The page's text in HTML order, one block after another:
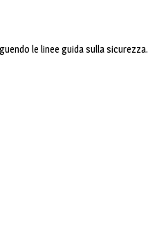
le linee guida sulla sicurezza.